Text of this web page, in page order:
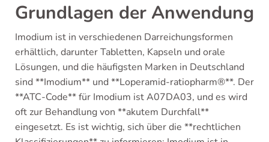
Grundlagen der Anwendung
Imodium ist in verschiedenen Darreichungsformen
erhältlich, darunter Tabletten, Kapseln und orale
Lösungen, und die häufigsten Marken in Deutschland
sind **Imodium** und **Loperamid-ratiopharm®**. Der
**ATC-Code** für Imodium ist A07DA03, und es wird
oft zur Behandlung von **akutem Durchfall**
eingesetzt. Es ist wichtig, sich über die **rechtlichen